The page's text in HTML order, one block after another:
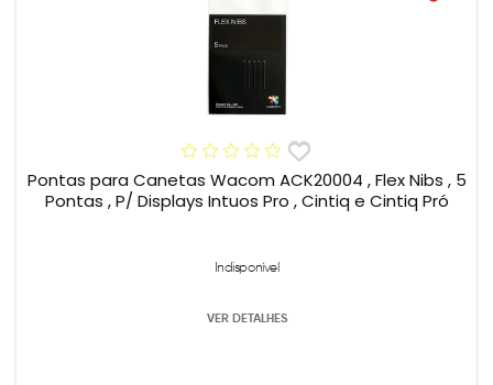
Pontas para Canetas Wacom ACK20004 , Flex Nibs , 5
Pontas , P/ Displays Intuos Pro , Cintiq e Cintiq Pró
Indisponível
VER DETALHES